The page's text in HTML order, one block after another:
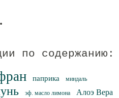
по содержанию:
паприка миндаль
эф. масло лимона Алоэ Вера